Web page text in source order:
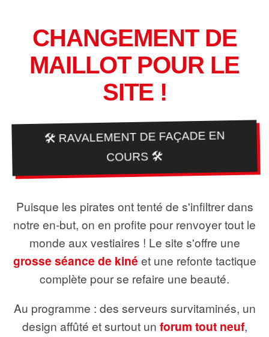
CHANGEMENT DE
MAILLOT POUR LE
SITE !
🛠️ RAVALEMENT DE FAÇADE EN
COURS 🛠️
Puisque les pirates ont tenté de s'infiltrer dans
notre en-but, on en profite pour renvoyer tout le
monde aux vestiaires ! Le site s'offre une
grosse séance de kiné et une refonte tactique
complète pour se refaire une beauté.
Au programme : des serveurs survitaminés, un
design affûté et surtout un forum tout neuf,